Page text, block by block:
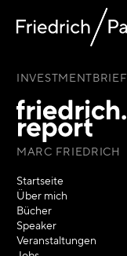
INVESTMENTBRIEF
MARC FRIEDRICH
Startseite
Über mich
Bücher
Speaker
Veranstaltungen